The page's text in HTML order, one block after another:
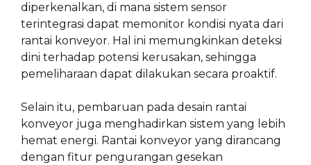
diperkenalkan, di mana sistem sensor
terintegrasi dapat memonitor kondisi nyata dari
rantai konveyor. Hal ini memungkinkan deteksi
dini terhadap potensi kerusakan, sehingga
pemeliharaan dapat dilakukan secara proaktif.
Selain itu, pembaruan pada desain rantai
konveyor juga menghadirkan sistem yang lebih
hemat energi. Rantai konveyor yang dirancang
dengan fitur pengurangan gesekan